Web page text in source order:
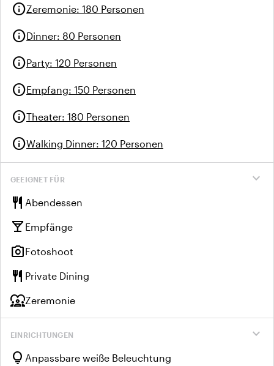
infoZeremonie: 180 Personen
infoDinner: 80 Personen
infoParty: 120 Personen
infoEmpfang: 150 Personen
infoTheater: 180 Personen
infoWalking Dinner: 120 Personen
expand_more
GEEIGNET FÜR
restaurant Abendessen
local_bar Empfänge
photo_cameraFotoshoot
restaurant Private Dining
diversity_1Zeremonie
expand_more
EINRICHTUNGEN
lightbulb Anpassbare weiße Beleuchtung